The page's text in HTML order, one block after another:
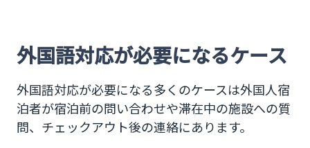
外国語対応が必要になるケース
外国語対応が必要になる多くのケースは外国人宿
泊者が宿泊前の問い合わせや滞在中の施設への質
問、チェックアウト後の連絡にあります。